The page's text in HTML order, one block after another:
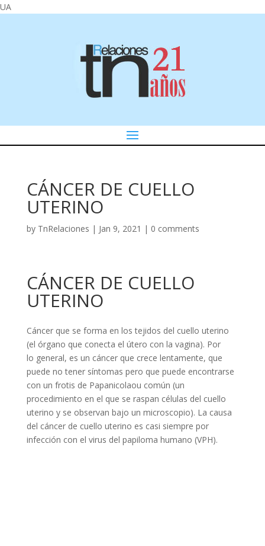
UA
CÁNCER DE CUELLO
UTERINO
by TnRelaciones | Jan 9, 2021 | 0 comments
CÁNCER DE CUELLO
UTERINO
Cáncer que se forma en los tejidos del cuello uterino
(el órgano que conecta el útero con la vagina). Por
lo general, es un cáncer que crece lentamente, que
puede no tener síntomas pero que puede encontrarse
con un frotis de Papanicolaou común (un
procedimiento en el que se raspan células del cuello
uterino y se observan bajo un microscopio). La causa
del cáncer de cuello uterino es casi siempre por
infección con el virus del papiloma humano (VPH).